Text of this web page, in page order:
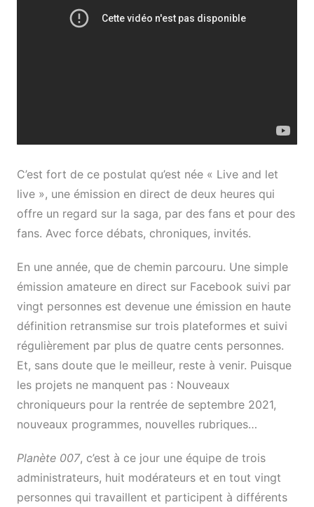
C’est fort de ce postulat qu’est née « Live and let
live », une émission en direct de deux heures qui
offre un regard sur la saga, par des fans et pour des
fans. Avec force débats, chroniques, invités.
En une année, que de chemin parcouru. Une simple
émission amateure en direct sur Facebook suivi par
vingt personnes est devenue une émission en haute
définition retransmise sur trois plateformes et suivi
régulièrement par plus de quatre cents personnes.
Et, sans doute que le meilleur, reste à venir. Puisque
les projets ne manquent pas : Nouveaux
chroniqueurs pour la rentrée de septembre 2021,
nouveaux programmes, nouvelles rubriques…
Planète 007, c’est à ce jour une équipe de trois
administrateurs, huit modérateurs et en tout vingt
personnes qui travaillent et participent à différents